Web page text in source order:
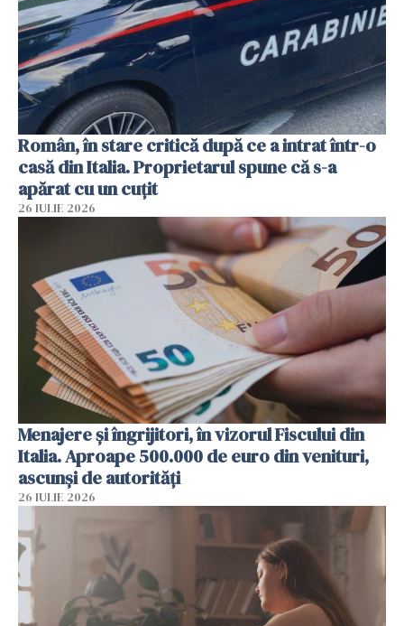
Român, în stare critică după ce a intrat într-o
casă din Italia. Proprietarul spune că s-a
apărat cu un cuțit
26 IULIE 2026
Menajere și îngrijitori, în vizorul Fiscului din
Italia. Aproape 500.000 de euro din venituri,
ascunși de autorități
26 IULIE 2026